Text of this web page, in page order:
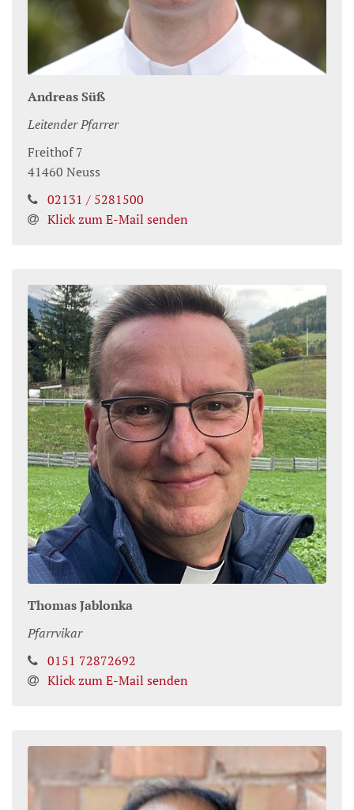
AndreasSüß
Leitender Pfarrer
Freithof 7
41460 Neuss
02131 / 5281500
Klick zum E-Mail senden
ThomasJablonka
Pfarrvikar
0151 72872692
Klick zum E-Mail senden